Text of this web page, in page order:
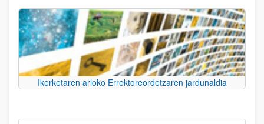
Ikerketaren arloko Errektoreordetzaren jardunaldia